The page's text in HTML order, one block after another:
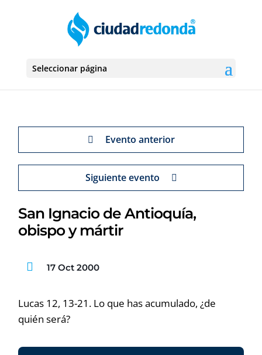
Seleccionar página
Evento anterior
Siguiente evento
San Ignacio de Antioquía,
obispo y mártir
17 Oct 2000
Lucas 12, 13-21. Lo que has acumulado, ¿de
quién será?